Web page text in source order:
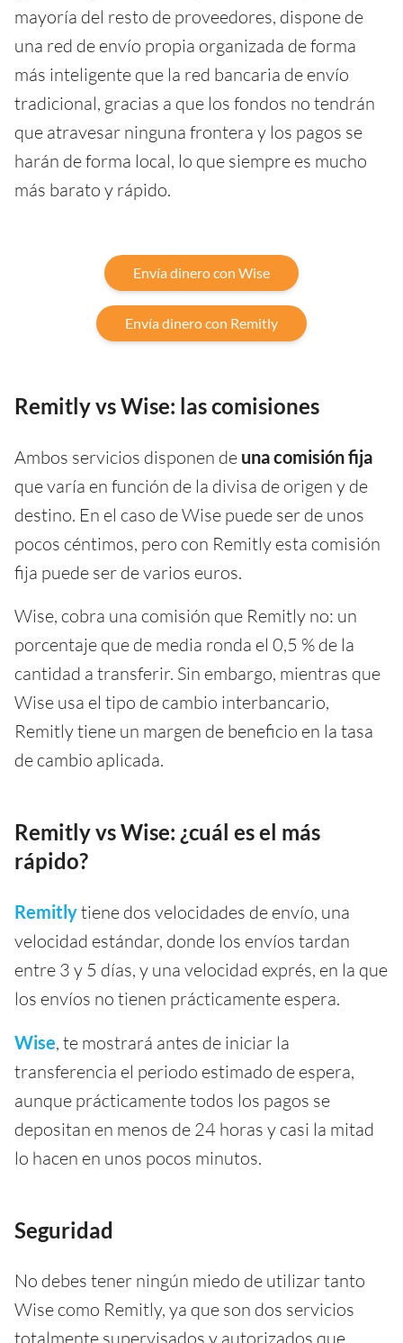
mayoría del resto de proveedores, dispone de
una red de envío propia organizada de forma
más inteligente que la red bancaria de envío
tradicional, gracias a que los fondos no tendrán
que atravesar ninguna frontera y los pagos se
harán de forma local, lo que siempre es mucho
más barato y rápido.
Envía dinero con Wise
Envía dinero con Remitly
Remitly vs Wise: las comisiones
Ambos servicios disponen de una comisión fija
que varía en función de la divisa de origen y de
destino. En el caso de Wise puede ser de unos
pocos céntimos, pero con Remitly esta comisión
fija puede ser de varios euros.
Wise, cobra una comisión que Remitly no: un
porcentaje que de media ronda el 0,5 % de la
cantidad a transferir. Sin embargo, mientras que
Wise usa el tipo de cambio interbancario,
Remitly tiene un margen de beneficio en la tasa
de cambio aplicada.
Remitly vs Wise: ¿cuál es el más
rápido?
Remitlytiene dos velocidades de envío, una
velocidad estándar, donde los envíos tardan
entre 3 y 5 días, y una velocidad exprés, en la que
los envíos no tienen prácticamente espera.
Wise, te mostrará antes de iniciar la
transferencia el periodo estimado de espera,
aunque prácticamente todos los pagos se
depositan en menos de 24 horas y casi la mitad
lo hacen en unos pocos minutos.
Seguridad
No debes tener ningún miedo de utilizar tanto
Wise como Remitly, ya que son dos servicios
totalmente supervisados y autorizados que